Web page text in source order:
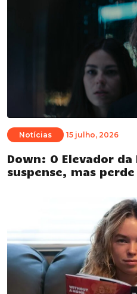
Notícias 15 julho, 2026
Down: O Elevador
suspense, mas